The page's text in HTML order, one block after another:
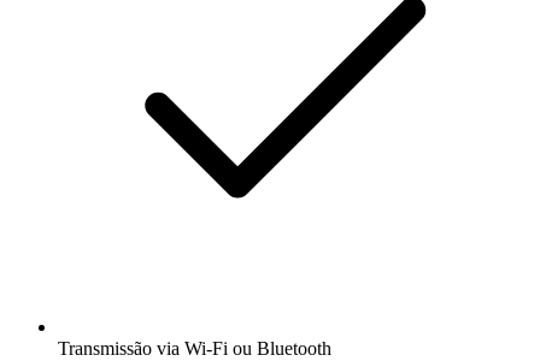
Transmissão via Wi-Fi ou Bluetooth